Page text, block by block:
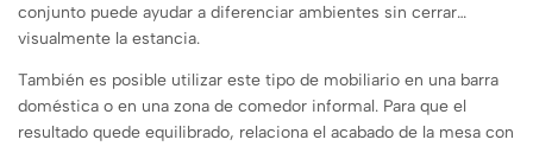
conjunto puede ayudar a diferenciar ambientes sin cerrar
visualmente la estancia.
También es posible utilizar este tipo de mobiliario en una barra
doméstica o en una zona de comedor informal. Para que el
resultado quede equilibrado, relaciona el acabado de la mesa con